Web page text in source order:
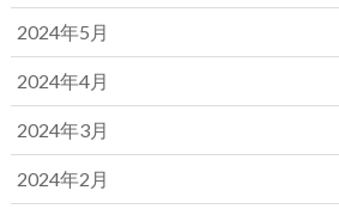
2024年5月
2024年4月
2024年3月
2024年2月